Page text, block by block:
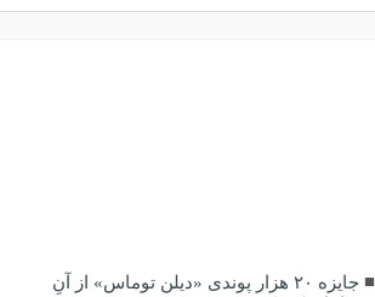
جایزه ۲۰ هزار پوندی «دیلن توماس» از آنِ